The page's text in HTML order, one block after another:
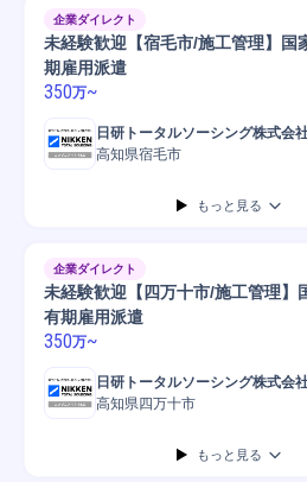
企業ダイレクト
未経験歓迎【宿毛市/施工管理】国
期雇用派遣
350万~
日研トータルソーシング株式会
高知県宿毛市
もっと見る
企業ダイレクト
未経験歓迎【四万十市/施工管理】
有期雇用派遣
350万~
日研トータルソーシング株式会
高知県四万十市
もっと見る